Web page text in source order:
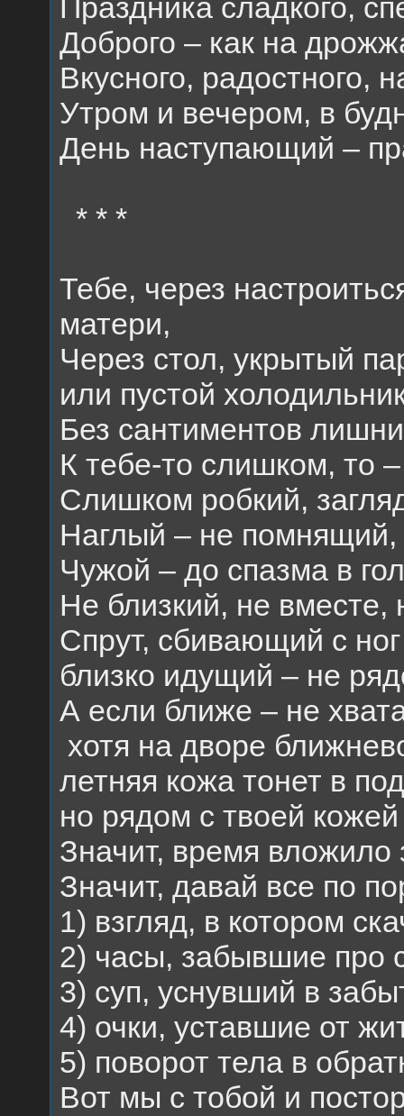
Праздника сладкого,
Доброго – как на
Вкусного, радостного,
Утром и вечером, в
День наступающий –
* * *
Тебе, через
матери,
Через стол, укрытый
или пустой
Без сантиментов
К тебе-то слишком, то
Слишком робкий,
Наглый – не помнящий,
Чужой – до спазма в
Не близкий, не вместе,
Спрут, сбивающий с
близко идущий – не
А если ближе – не
хотя на дворе
летняя кожа тонет в
но рядом с твоей
Значит, время вложило
Значит, давай все по
1) взгляд, в котором
2) часы, забывшие про
3) суп, уснувший в
4) очки, уставшие от
5) поворот тела в
Вот мы с тобой и